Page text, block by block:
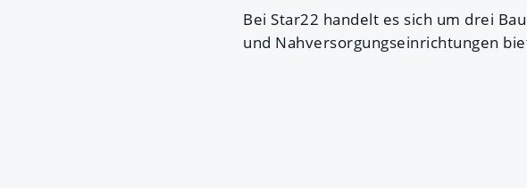
Bei Star22 handelt es sich um drei
und Nahversorgungseinrichtungen